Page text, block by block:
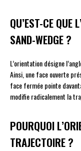
QU’EST-CE QUE
SAND-WEDGE ?
L’orientation désigne
Ainsi, une face ouverte
face fermée pointe
modifie radicalement la
POURQUOI
TRAJECTOIRE ?